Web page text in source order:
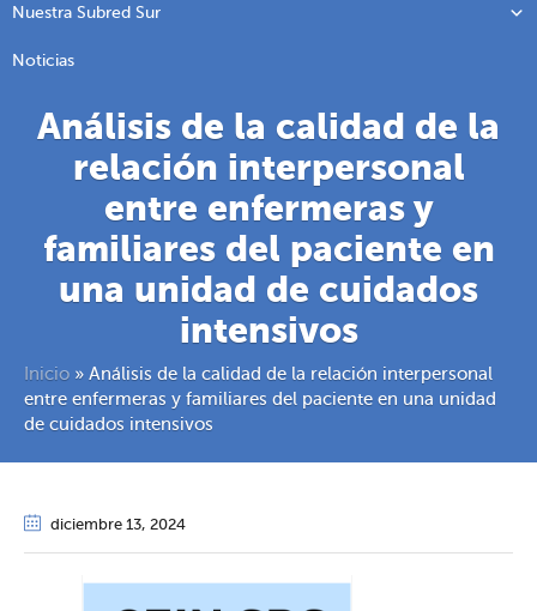
Nuestra Subred Sur
Noticias
Análisis de la calidad de la
relación interpersonal
entre enfermeras y
familiares del paciente en
una unidad de cuidados
intensivos
Inicio » Análisis de la calidad de la relación interpersonal
entre enfermeras y familiares del paciente en una unidad
de cuidados intensivos
diciembre 13, 2024